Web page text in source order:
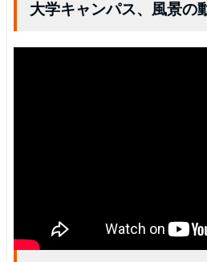
大学キャンパス、風景の